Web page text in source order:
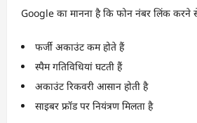
Google का मानना है कि फोन नंबर लिंक करने
फर्जी अकाउंट कम होते हैं
स्पैम गतिविधियां घटती हैं
अकाउंट रिकवरी आसान होती है
साइबर फ्रॉड पर नियंत्रण मिलता है